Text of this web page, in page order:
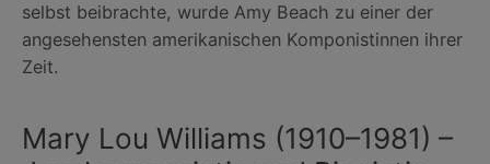
selbst beibrachte, wurde Amy Beach zu einer der
angesehensten amerikanischen Komponistinnen ihrer
Zeit.
Mary Lou Williams (1910–1981) –